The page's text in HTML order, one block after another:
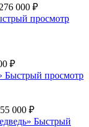
276 000 ₽
просмотр
₽
Быстрый просмотр
000 ₽
Быстрый